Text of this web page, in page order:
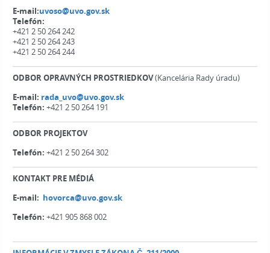
E-mail:uvoso@uvo.gov.sk
Telefón:
+421 2 50 264 242
+421 2 50 264 243
+421 2 50 264 244
ODBOR OPRAVNÝCH PROSTRIEDKOV(Kancelária Rady úradu)
E-mail: rada_uvo@uvo.gov.sk
Telefón: +421 2 50 264 191
ODBOR PROJEKTOV
Telefón: +421 2 50 264 302
KONTAKT PRE MÉDIÁ
E-mail: hovorca@uvo.gov.sk
Telefón: +421 905 868 002